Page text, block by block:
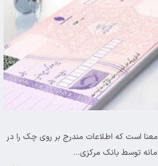
این معنا است که اطلاعات مندرج بر روی چک را در
توسط بانک مرکزی…